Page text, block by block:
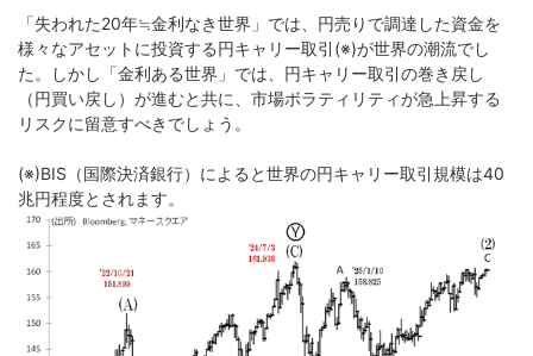
「失われた20年≒金利なき世界」では、円売りで調達した資金を
様々なアセットに投資する円キャリー取引(※)が世界の潮流でし
た。しかし「金利ある世界」では、円キャリー取引の巻き戻し
（円買い戻し）が進むと共に、市場ボラティリティが急上昇する
リスクに留意すべきでしょう。
(※)BIS（国際決済銀行）によると世界の円キャリー取引規模は40
兆円程度とされます。